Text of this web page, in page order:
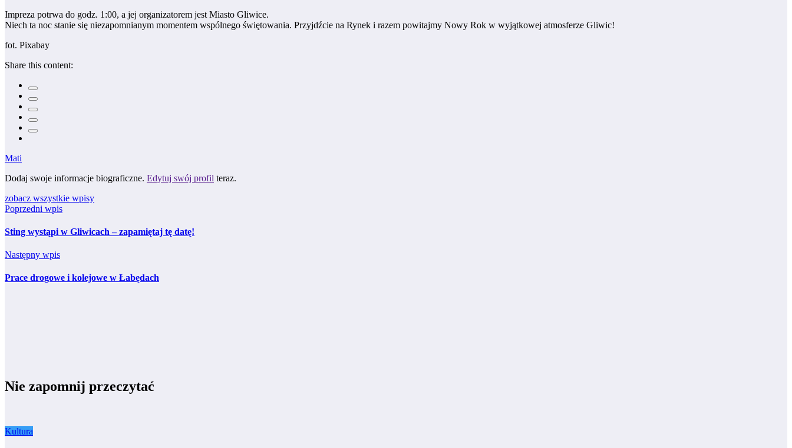
Impreza potrwa do godz. 1:00, a jej organizatorem jest Miasto Gliwice.
Niech ta noc stanie się niezapomnianym momentem wspólnego świętowania. Przyjdźcie na Rynek i razem powitajmy Nowy Rok w wyjątkowej atmosferze Gliwic!
fot. Pixabay
Share this content:
Mati
Dodaj swoje informacje biograficzne. Edytuj swój profil teraz.
zobacz wszystkie wpisy
Poprzedni wpis
Sting wystąpi w Gliwicach – zapamiętaj tę datę!
Następny wpis
Prace drogowe i kolejowe w Łabędach
Nie zapomnij przeczytać
Kultura